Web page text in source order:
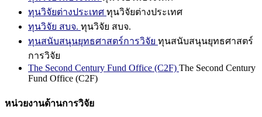
ทุนวิจัยต่างประเทศ ทุนวิจัยต่างประเทศ
ทุนวิจัย สบจ. ทุนวิจัย สบจ.
ทุนสนับสนุนยุทธศาสตร์การวิจัย ทุนสนับสนุนยุทธศาสตร์
การวิจัย
The Second Century Fund Office (C2F) The Second Century
Fund Office (C2F)
หน่วยงานด้านการวิจัย